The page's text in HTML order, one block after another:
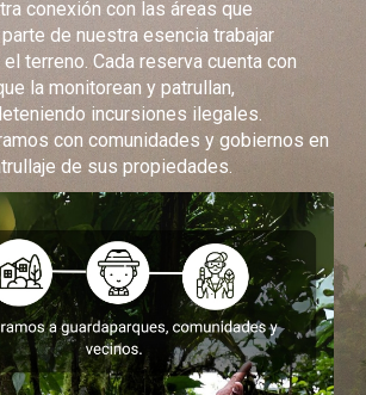
conexión con las áreas que
de nuestra esencia trabajar
terreno. Cada reserva cuenta con
la monitorean y patrullan,
incursiones ilegales.
con comunidades y gobiernos en
de sus propiedades.